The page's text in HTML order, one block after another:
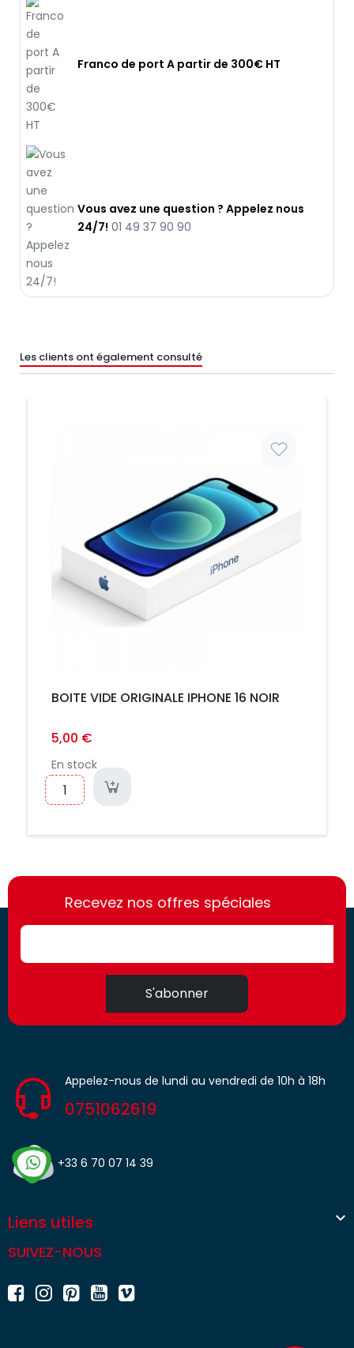
Franco de port A partir de 300€ HT
Vous avez une question ? Appelez nous
24/7! 01 49 37 90 90
Les clients ont également consulté
BOITE VIDE ORIGINALE IPHONE 16 NOIR
5,00 €
En stock
https://france-
access.fr
https://france-
access.fr
Recevez nos offres spéciales
S'abonner
Appelez-nous de lundi au vendredi de 10h à 18h
0751062619
+33 6 70 07 14 39
Liens utiles 
SUIVEZ-NOUS